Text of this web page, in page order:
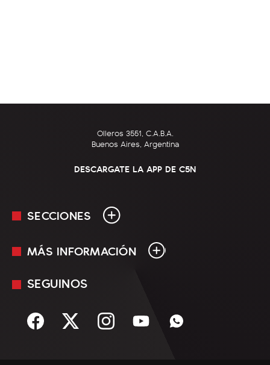
Olleros 3551, C.A.B.A.
Buenos Aires, Argentina
DESCARGATE LA APP DE C5N
SECCIONES
En Vivo
Sociedad
MÁS INFORMACIÓN
Mediakit
Términos y condiciones
SEGUINOS